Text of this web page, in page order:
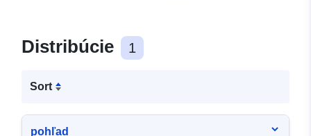
Distribúcie 1
Sort
pohľad